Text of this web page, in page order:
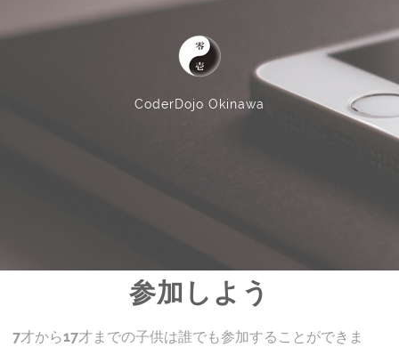
CoderDojo Okinawa
参加しよう
7才から17才までの子供は誰でも参加することができま